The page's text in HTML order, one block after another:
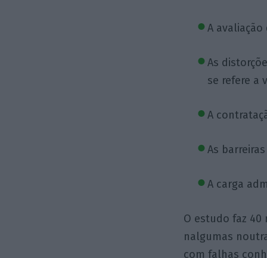
A
As
se refere a
A
As
A carga
O estudo faz 40
nalgumas
com falhas